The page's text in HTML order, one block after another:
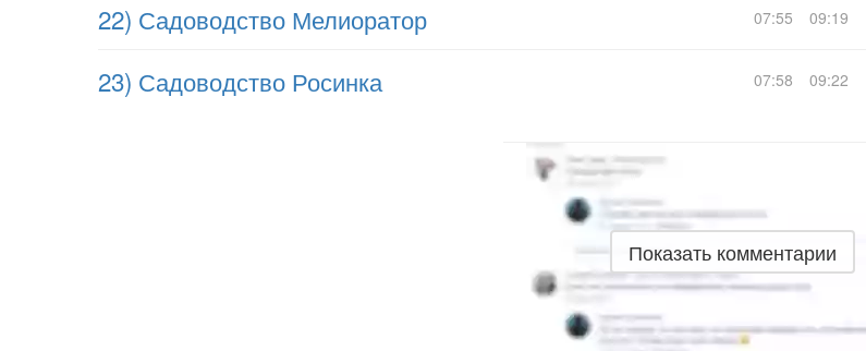
22) Садоводство Мелиоратор 07:55 09:19
23) Садоводство Росинка 07:58 09:22
Показать комментарии